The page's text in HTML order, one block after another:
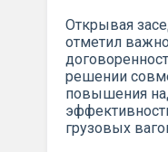
Открывая
отметил
решении
повышения
грузовых